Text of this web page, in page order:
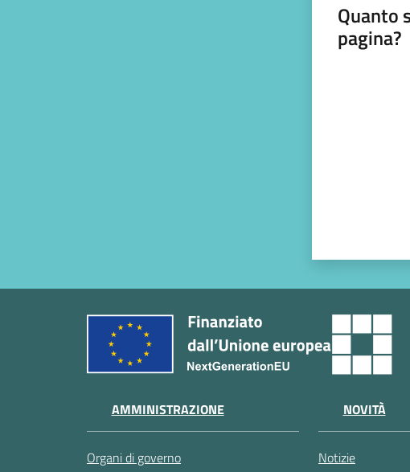
Quanto
pagina?
AMMINISTRAZIONE
Organi di governo
NOVITÀ
Notizie